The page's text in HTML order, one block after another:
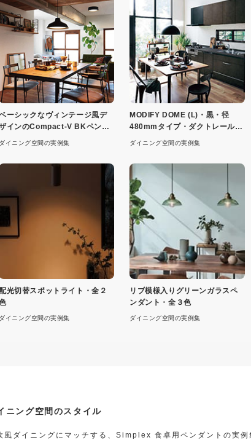
ーシックなヴィンテージ風デ
インのCompact-V BKペンダ
ント
ダイニング空間の実例集
MODIFY DOME (L)・黒・径
480mmタイプ・ダクトレール専
用
ダイニング空間の実例集
光切替スポットライト・全２
ダイニング空間の実例集
リブ模様入りグリーンガラスペ
ンダント・全３色
ダイニング空間の実例集
ニング空間のスタイル
風ダイニングにマッチする、Simplex 食卓用ペンダントの実